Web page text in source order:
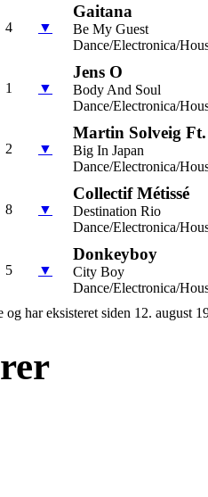
4 ▼
Gaitana
Be My Guest
Dance/Electronica/
1 ▼
Jens O
Body And Soul
Dance/Electronica/
2 ▼
Martin Solveig
Big In Japan
Dance/Electronica/
8 ▼
Collectif Métissé
Destination Rio
Dance/Electronica/
5 ▼
Donkeyboy
City Boy
Dance/Electronica/
har eksisteret siden 12. august